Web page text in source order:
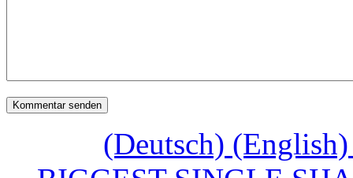
(Deutsch)